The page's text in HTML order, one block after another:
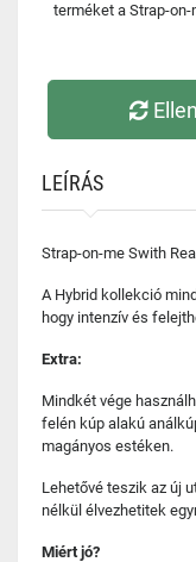
terméket a Strap-on-
LEÍRÁS
Strap-on-me Swith
A Hybrid kollekció
hogy intenzív és
Extra:
Mindkét vége
felén kúp alakú
magányos estéken.
Lehetővé teszik az új
nélkül élvezhetitek
Miért jó?